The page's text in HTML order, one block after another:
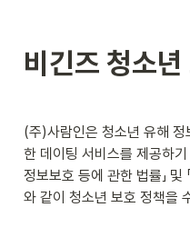
비긴즈 청소
(주)사람인은 청소년 유해
한 데이팅 서비스를 제공하기
정보보호 등에 관한 법률」 및
와 같이 청소년 보호 정책을